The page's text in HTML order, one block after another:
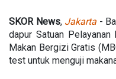
SKOR News, Jakarta -
dapur Satuan
Makan Bergizi Gratis
test untuk menguji